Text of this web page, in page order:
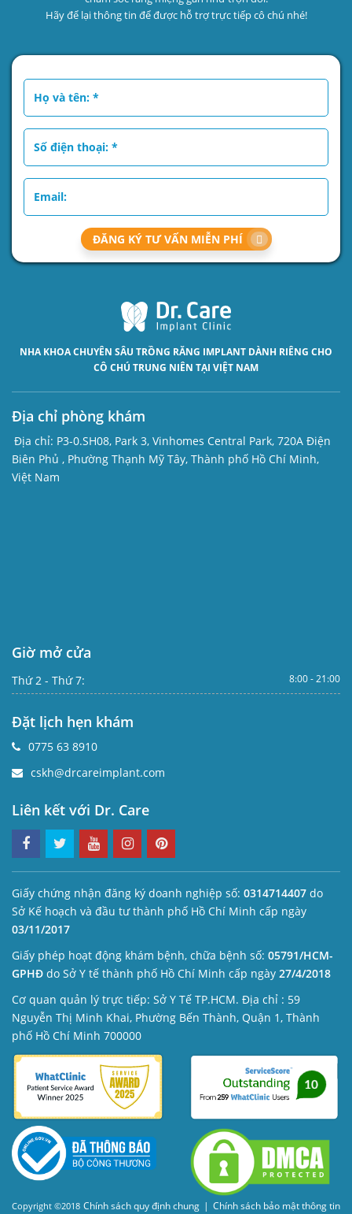
Hãy để lại thông tin để được hỗ trợ trực tiếp cô chú nhé!
ĐĂNG KÝ TƯ VẤN MIỄN PHÍ
NHA KHOA CHUYÊN SÂU TRỒNG RĂNG IMPLANT DÀNH RIÊNG CHO
CÔ CHÚ TRUNG NIÊN TẠI VIỆT NAM
Địa chỉ phòng khám
Địa chỉ: P3-0.SH08, Park 3, Vinhomes Central Park, 720A Điện
Biên Phủ , Phường Thạnh Mỹ Tây, Thành phố Hồ Chí Minh,
Việt Nam
Giờ mở cửa
Thứ 2 - Thứ 7: 8:00 - 21:00
Đặt lịch hẹn khám
0775 63 8910
cskh@drcareimplant.com
Liên kết với Dr. Care
Giấy chứng nhận đăng ký doanh nghiệp số: 0314714407 do
Sở Kế hoạch và đầu tư thành phố Hồ Chí Minh cấp ngày
03/11/2017
Giấy phép hoạt động khám bệnh, chữa bệnh số: 05791/HCM-
GPHĐ do Sở Y tế thành phố Hồ Chí Minh cấp ngày 27/4/2018
Cơ quan quản lý trực tiếp: Sở Y Tế TP.HCM. Địa chỉ : 59
Nguyễn Thị Minh Khai, Phường Bến Thành, Quận 1, Thành
phố Hồ Chí Minh 700000
Chính sách quy định chung | Chính sách bảo mật thông tin
Copyright ©2018